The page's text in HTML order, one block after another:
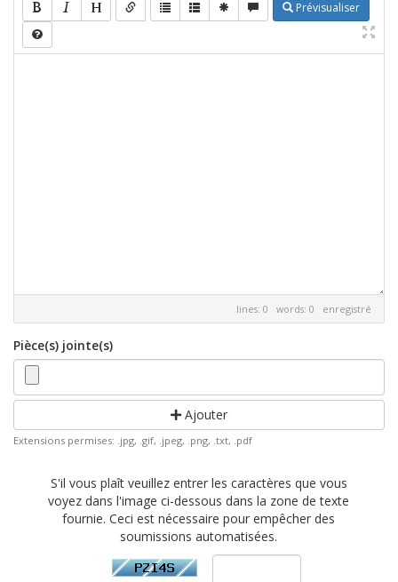
Prévisualiser
lines: 0 words: 0 enregistré
Pièce(s) jointe(s)
Ajouter
Extensions permises: .jpg, .gif, .jpeg, .png, .txt, .pdf
S'il vous plaît veuillez entrer les caractères que vous
voyez dans l'image ci-dessous dans la zone de texte
fournie. Ceci est nécessaire pour empêcher des
soumissions automatisées.